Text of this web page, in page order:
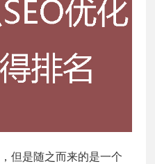
但是随之而来的是一个